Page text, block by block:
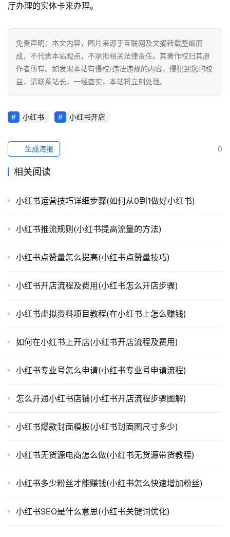
厅办理的实体卡来办理。
免责声明：本文内容，图片来源于互联网及文摘转载整编而
成，不代表本站观点，不承担相关法律责任。其著作权归其原
作者所有。如发现本站有侵权/违法违规的内容，侵犯到您的权
益，请联系站长，一经查实，本站将立刻处理。
小红书 小红书开店
0
生成海报
相关阅读
小红书运营技巧详细步骤(如何从0到1做好小红书)
小红书推流规则(小红书提高流量的方法)
小红书点赞量怎么提高(小红书点赞量技巧)
小红书开店流程及费用(小红书怎么开店步骤)
小红书虚拟资料项目教程(在小红书上怎么赚钱)
如何在小红书上开店(小红书开店流程及费用)
小红书专业号怎么申请(小红书专业号申请流程)
怎么开通小红书店铺(小红书开店流程步骤图解)
小红书爆款封面模板(小红书封面图尺寸多少)
小红书无货源电商怎么做(小红书无货源带货教程)
小红书多少粉丝才能赚钱(小红书怎么快速增加粉丝)
小红书SEO是什么意思(小红书关键词优化)